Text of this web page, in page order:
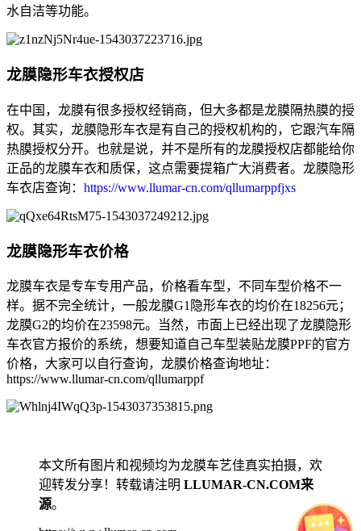
水自洁等功能。
龙膜隐形车衣授权店
在中国，龙膜有很多授权经销商，但大多都是龙膜隔热膜的授
权。其实，龙膜隐形车衣是有自己的授权机构的，它跟汽车隔
热膜授权分开。也就是说，并不是所有的龙膜授权店都能给你
正品的龙膜车衣和质保，这点需要提箱广大消费者。龙膜隐形
车衣店查询： https://www.llumar-cn.com/qllumarppfjxs
龙膜隐形车衣价格
龙膜车衣是专车专用产品，价格看车型，不同车型价格不一
样。据不完全统计，一般龙膜G1隐形车衣的均价在18256元；
龙膜G2的均价在23598元。当然，市面上已经出现了龙膜隐形
车衣官方报价的系统，想要知道自己车型装贴龙膜PPF的官方
价格，大家可以自行查询，龙膜价格查询地址：
https://www.llumar-cn.com/qllumarppf
本文所有图片和视频均为龙膜车艺佳真实拍摄，欢
迎转发分享！转载请注明 LLUMAR-CN.COM来
源。